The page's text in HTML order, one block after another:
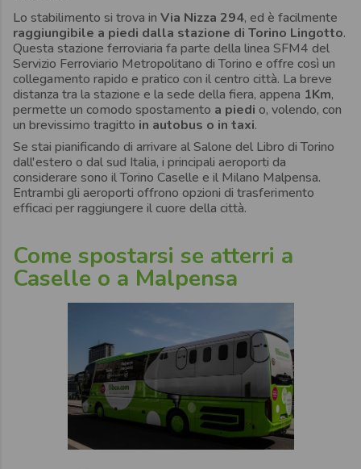
Lo stabilimento si trova in Via Nizza 294, ed è facilmente
raggiungibile a piedi dalla stazione di Torino Lingotto.
Questa stazione ferroviaria fa parte della linea SFM4 del
Servizio Ferroviario Metropolitano di Torino e offre così un
collegamento rapido e pratico con il centro città. La breve
distanza tra la stazione e la sede della fiera, appena 1Km,
permette un comodo spostamento a piedi o, volendo, con
un brevissimo tragitto in autobus o in taxi.
Se stai pianificando di arrivare al Salone del Libro di Torino
dall'estero o dal sud Italia, i principali aeroporti da
considerare sono il Torino Caselle e il Milano Malpensa.
Entrambi gli aeroporti offrono opzioni di trasferimento
efficaci per raggiungere il cuore della città.
Come spostarsi se atterri a
Caselle o a Malpensa